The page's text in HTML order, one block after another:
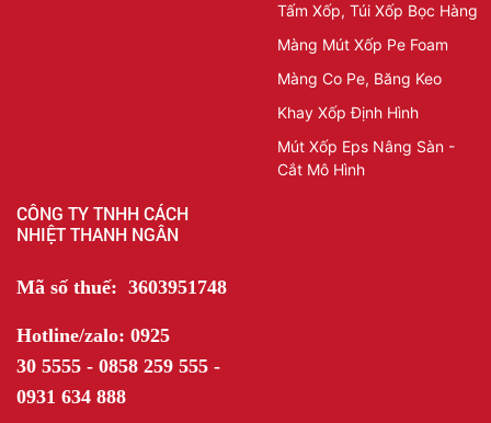
Tấm Xốp, Túi Xốp Bọc Hàng
Màng Mút Xốp Pe Foam
Màng Co Pe, Băng Keo
Khay Xốp Định Hình
Mút Xốp Eps Nâng Sàn -
Cắt Mô Hình
CÔNG TY TNHH CÁCH
NHIỆT THANH NGÂN
Mã số thuế: 3603951748
Hotline/zalo: 0925
30 5555 - 0858 259 555 -
0931 634 888